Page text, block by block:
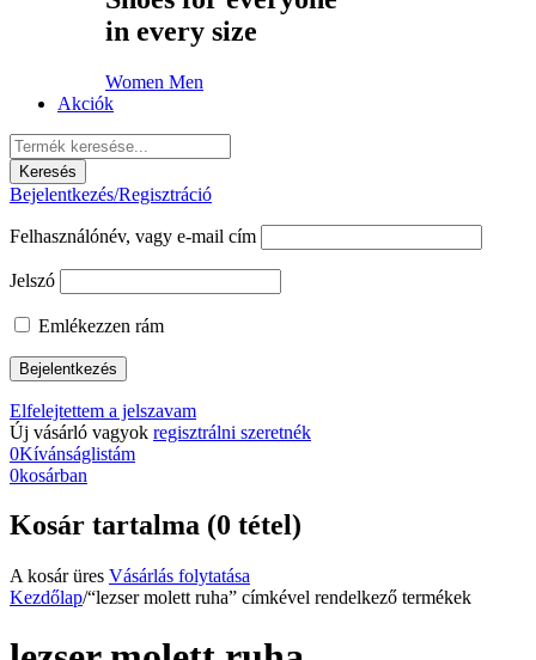
in every size
Women Men
Akciók
Bejelentkezés/Regisztráció
Felhasználónév, vagy e-mail cím
Jelszó
Emlékezzen rám
Elfelejtettem a jelszavam
Új vásárló vagyok regisztrálni szeretnék
0Kívánságlistám
0kosárban
Kosár tartalma (0 tétel)
A kosár üres Vásárlás folytatása
Kezdőlap/“lezser molett ruha” címkével rendelkező termékek